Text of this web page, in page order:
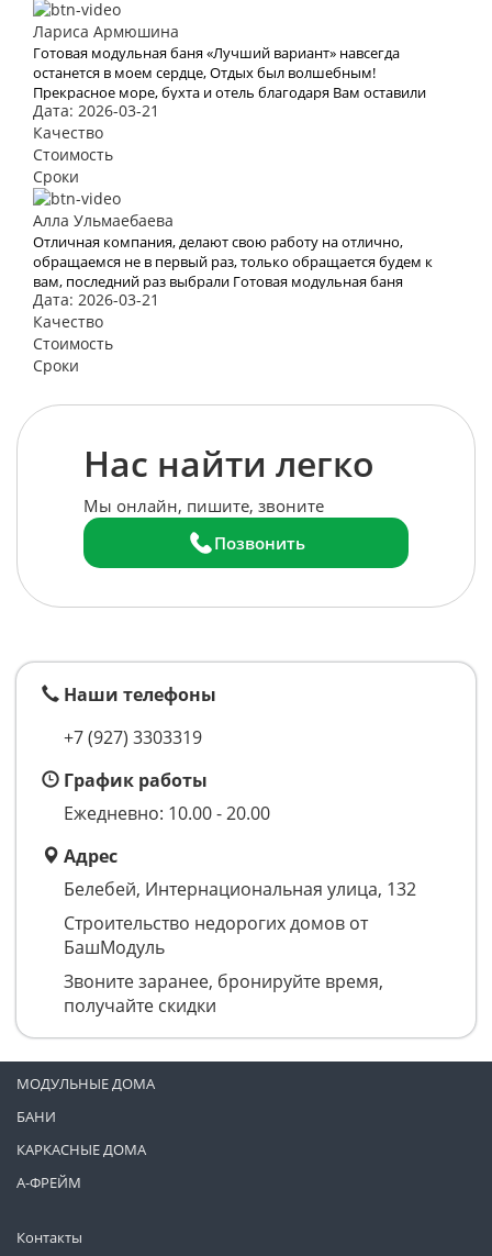
Лариса Армюшина
Готовая модульная баня «Лучший вариант» навсегда
останется в моем сердце, Отдых был волшебным!
Прекрасное море, бухта и отель благодаря Вам оставили
яркое впечатление и бурю эмоций. В это место хочется
возвращаться Снова и снова. Спасибо Вам за Вашу работу.
Мы с мужем рады, что обратились к Вам. Теперь с Вами
отдых для нас больше не проблема
Дата: 2026-03-21
Качество
Стоимость
Сроки
Алла Ульмаебаева
Отличная компания, делают свою работу на отлично,
обращаемся не в первый раз, только обращается будем к
вам, последний раз выбрали Готовая модульная баня
«Лучший вариант»
Дата: 2026-03-21
Качество
Стоимость
Сроки
Нас найти легко
Мы онлайн, пишите, звоните
Позвонить
Наши телефоны
+7 (927) 3303319
График работы
Ежедневно: 10.00 - 20.00
Адрес
Белебей, Интернациональная улица, 132
Строительство недорогих домов от
БашМодуль
Звоните заранее, бронируйте время,
получайте скидки
Контакты
МОДУЛЬНЫЕ ДОМА
БАНИ
КАРКАСНЫЕ ДОМА
А-ФРЕЙМ